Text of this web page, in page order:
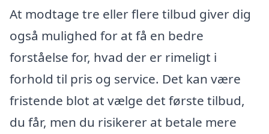
At modtage tre eller flere tilbud giver dig
også mulighed for at få en bedre
forståelse for, hvad der er rimeligt i
forhold til pris og service. Det kan være
fristende blot at vælge det første tilbud,
du får, men du risikerer at betale mere